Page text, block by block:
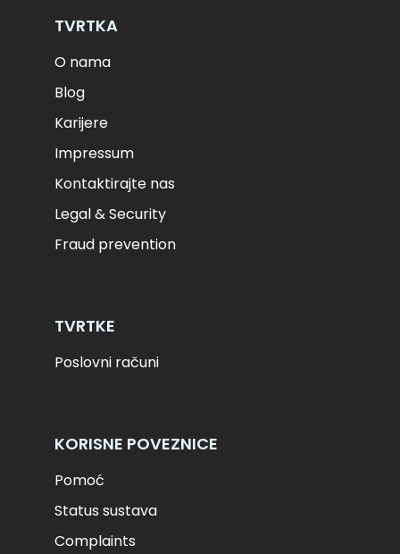
zł PLN
TVRTKA
O nama
Blog
Karijere
Impressum
Kontaktirajte nas
Legal & Security
Fraud prevention
TVRTKE
Poslovni računi
KORISNE POVEZNICE
Pomoć
Status sustava
Complaints